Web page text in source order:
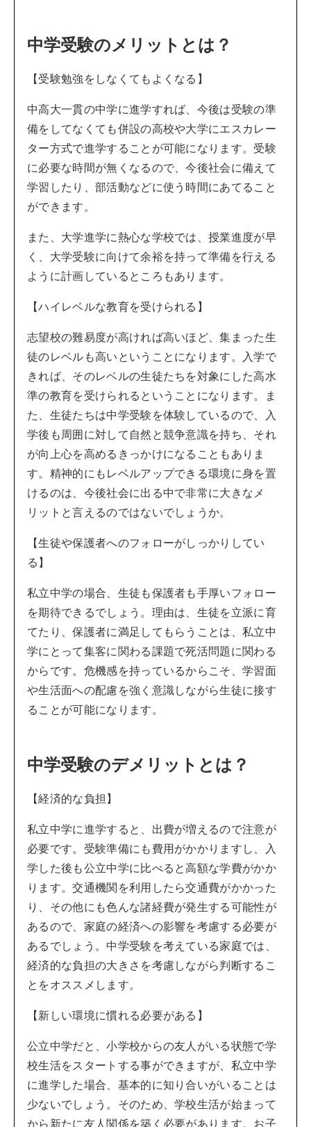
中学受験のメリットとは？
【受験勉強をしなくてもよくなる】
中高大一貫の中学に進学すれば、今後は受験の準
備をしてなくても併設の高校や大学にエスカレー
ター方式で進学することが可能になります。受験
に必要な時間が無くなるので、今後社会に備えて
学習したり、部活動などに使う時間にあてること
ができます。
また、大学進学に熱心な学校では、授業進度が早
く、大学受験に向けて余裕を持って準備を行える
ように計画しているところもあります。
【ハイレベルな教育を受けられる】
志望校の難易度が高ければ高いほど、集まった生
徒のレベルも高いということになります。入学で
きれば、そのレベルの生徒たちを対象にした高水
準の教育を受けられるということになります。ま
た、生徒たちは中学受験を体験しているので、入
学後も周囲に対して自然と競争意識を持ち、それ
が向上心を高めるきっかけになることもありま
す。精神的にもレベルアップできる環境に身を置
けるのは、今後社会に出る中で非常に大きなメ
リットと言えるのではないでしょうか。
【生徒や保護者へのフォローがしっかりしてい
る】
私立中学の場合、生徒も保護者も手厚いフォロー
を期待できるでしょう。理由は、生徒を立派に育
てたり、保護者に満足してもらうことは、私立中
学にとって集客に関わる課題で死活問題に関わる
からです。危機感を持っているからこそ、学習面
や生活面への配慮を強く意識しながら生徒に接す
ることが可能になります。
中学受験のデメリットとは？
【経済的な負担】
私立中学に進学すると、出費が増えるので注意が
必要です。受験準備にも費用がかかりますし、入
学した後も公立中学に比べると高額な学費がかか
ります。交通機関を利用したら交通費がかかった
り、その他にも色んな諸経費が発生する可能性が
あるので、家庭の経済への影響を考慮する必要が
あるでしょう。中学受験を考えている家庭では、
経済的な負担の大きさを考慮しながら判断するこ
とをオススメします。
【新しい環境に慣れる必要がある】
公立中学だと、小学校からの友人がいる状態で学
校生活をスタートする事ができますが、私立中学
に進学した場合、基本的に知り合いがいることは
少ないでしょう。そのため、学校生活が始まって
から新たに友人関係を築く必要があります。お子